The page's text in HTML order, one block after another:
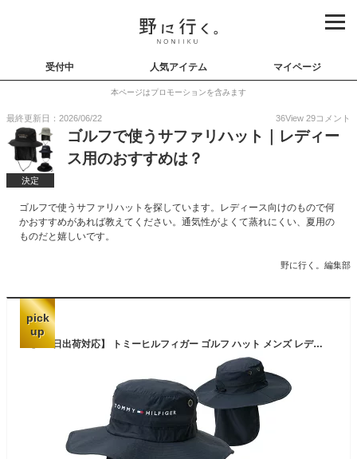
受付中 人気アイテム マイページ
本ページはプロモーションを含みます
最終更新日：2026/06/22 36View 29コメント
決定
ゴルフで使うサファリハット｜レディー
ス用のおすすめは？
ゴルフで使うサファリハットを探しています。レディース向けのもので何
かおすすめがあれば教えてください。通気性がよくて蒸れにくい、夏用の
ものだと嬉しいです。
野に行く。編集部
pick
up
【365日出荷対応】 トミーヒルフィガー ゴルフ ハット メンズ レディース アドベンチャーハット 帽子 ネックガード付き ゴルフハット サイズ調節 無地 ブランド THMB3F11 TOMMY HILFIGER GOLF